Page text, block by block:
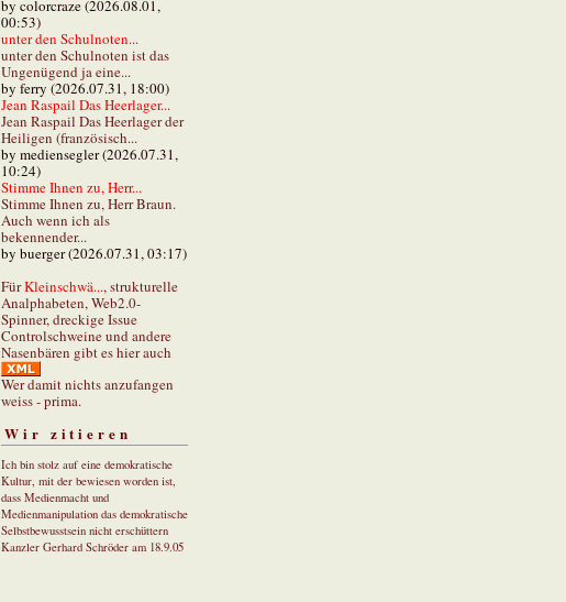
by colorcraze (2026.08.01,
00:53)
unter den Schulnoten...
unter den Schulnoten ist das
Ungenügend ja eine...
by ferry (2026.07.31, 18:00)
Jean Raspail Das Heerlager...
Jean Raspail Das Heerlager der
Heiligen (französisch...
by mediensegler (2026.07.31,
10:24)
Stimme Ihnen zu, Herr...
Stimme Ihnen zu, Herr Braun.
Auch wenn ich als
bekennender...
by buerger (2026.07.31, 03:17)
FürKleinschwä..., strukturelle
Analphabeten, Web2.0-
Spinner, dreckige Issue
Controlschweine und andere
Nasenbären gibt es hier auch
Wer damit nichts anzufangen
weiss - prima.
Wir zitieren
Ich bin stolz auf eine demokratische
Kultur, mit der bewiesen worden ist,
dass Medienmacht und
Medienmanipulation das demokratische
Selbstbewusstsein nicht erschüttern
Kanzler Gerhard Schröder am 18.9.05